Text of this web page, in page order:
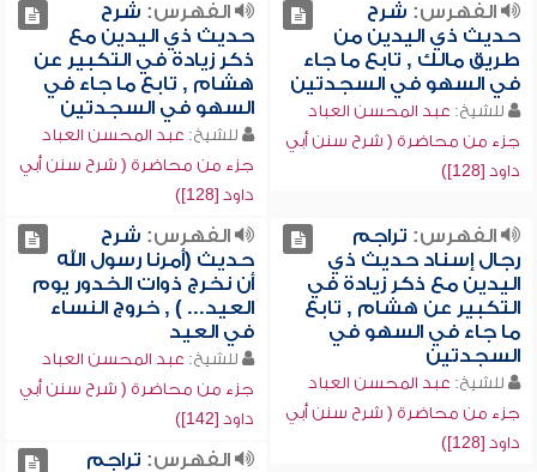
الفهرس: شرح
حديث ذي اليدين من
طريق مالك , تابع ما جاء
في السهو في السجدتين
للشيخ: عبد المحسن العباد
جزء من محاضرة ( شرح سنن أبي
داود [128])
الفهرس: شرح
حديث ذي اليدين مع
ذكر زيادة في التكبير عن
هشام , تابع ما جاء في
السهو في السجدتين
للشيخ: عبد المحسن العباد
جزء من محاضرة ( شرح سنن أبي
داود [128])
الفهرس: تراجم
رجال إسناد حديث ذي
اليدين مع ذكر زيادة في
التكبير عن هشام , تابع
ما جاء في السهو في
السجدتين
للشيخ: عبد المحسن العباد
جزء من محاضرة ( شرح سنن أبي
داود [128])
الفهرس: شرح
حديث (أمرنا رسول الله
أن نخرج ذوات الخدور يوم
العيد... ) , خروج النساء
في العيد
للشيخ: عبد المحسن العباد
جزء من محاضرة ( شرح سنن أبي
داود [142])
الفهرس: تراجم